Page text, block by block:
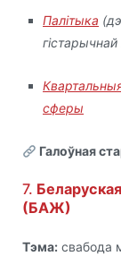
Палітыка
сферы
Галоўная
7.
(БАЖ)
Тэма: свабода